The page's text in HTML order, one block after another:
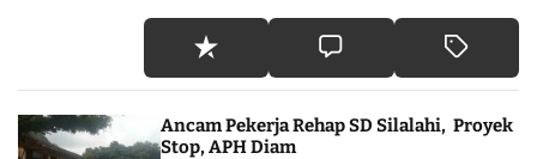
Ancam Pekerja Rehap SD Silalahi, Proyek
Stop, APH Diam